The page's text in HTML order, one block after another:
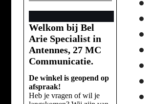
Welkom bij Bel
Arie Specialist in
Antennes, 27 MC
Communicatie.
De winkel is geopend op
afspraak!
Heb je vragen of wil je